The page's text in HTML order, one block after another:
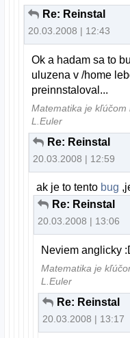
Re: Reinstal
20.03.2008 | 12:43
Ok a hadam sa to
uluzena v /home
preinnstaloval...
Matematika je kľúčom
L.Euler
Re: Reinstal
20.03.2008 | 12:59
ak je to tento bug
Re: Reinstal
20.03.2008 | 13:06
Neviem anglicky
Matematika je
L.Euler
Re: Reinstal
20.03.2008 | 13:17